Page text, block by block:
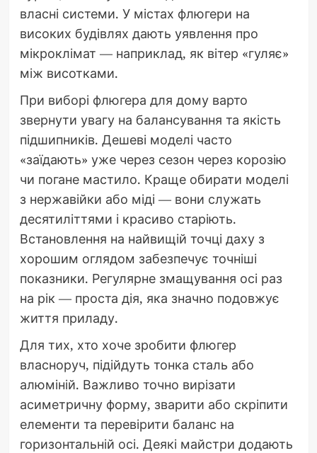
власні системи. У містах флюгери на
високих будівлях дають уявлення про
мікроклімат — наприклад, як вітер «гуляє»
між висотками.
При виборі флюгера для дому варто
звернути увагу на балансування та якість
підшипників. Дешеві моделі часто
«заїдають» уже через сезон через корозію
чи погане мастило. Краще обирати моделі
з нержавійки або міді — вони служать
десятиліттями і красиво старіють.
Встановлення на найвищій точці даху з
хорошим оглядом забезпечує точніші
показники. Регулярне змащування осі раз
на рік — проста дія, яка значно подовжує
життя приладу.
Для тих, хто хоче зробити флюгер
власноруч, підійдуть тонка сталь або
алюміній. Важливо точно вирізати
асиметричну форму, зварити або скріпити
елементи та перевірити баланс на
горизонтальній осі. Деякі майстри додають